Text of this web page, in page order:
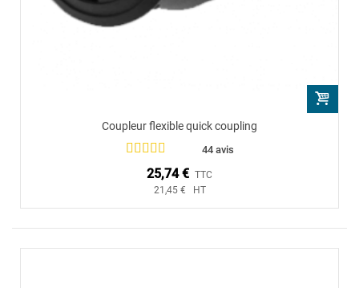
Coupleur flexible quick coupling
44 avis
25,74 € TTC
21,45 € HT